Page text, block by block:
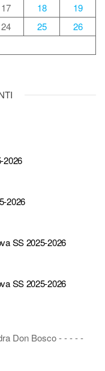
17 18
19
24 25
26
2026
2026
SS 2025-2026
SS 2025-2026
Don Bosco - - - - -